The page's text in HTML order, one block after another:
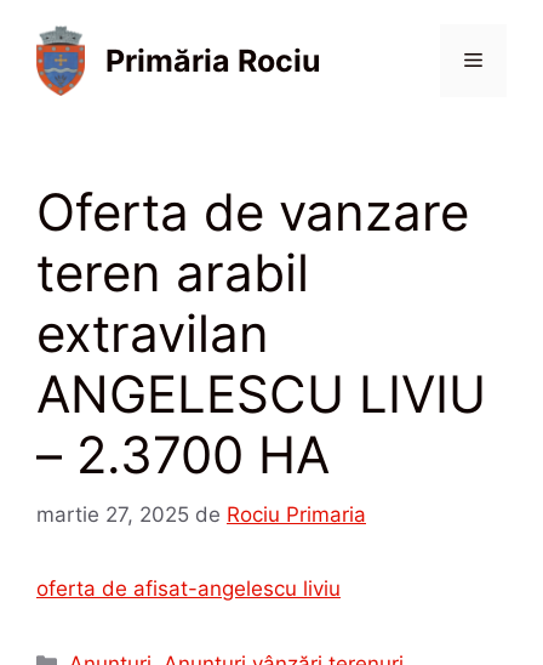
conținut
Primăria Rociu Meniu
Oferta de vanzare
teren arabil
extravilan
ANGELESCU LIVIU
– 2.3700 HA
martie 27, 2025 de Rociu Primaria
oferta de afisat-angelescu liviu
Categorii